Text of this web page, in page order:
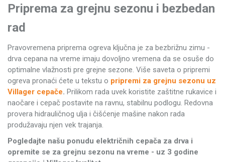
Priprema za grejnu sezonu i bezbedan
rad
Pravovremena priprema ogreva ključna je za bezbrižnu zimu -
drva cepana na vreme imaju dovoljno vremena da se osuše do
optimalne vlažnosti pre grejne sezone. Više saveta o pripremi
ogreva pronaći ćete u tekstu o pripremi za grejnu sezonu uz
Villager cepače. Prilikom rada uvek koristite zaštitne rukavice i
naočare i cepač postavite na ravnu, stabilnu podlogu. Redovna
provera hidrauličnog ulja i čišćenje mašine nakon rada
produžavaju njen vek trajanja.
Pogledajte našu ponudu električnih cepača za drva i
opremite se za grejnu sezonu na vreme - uz 3 godine